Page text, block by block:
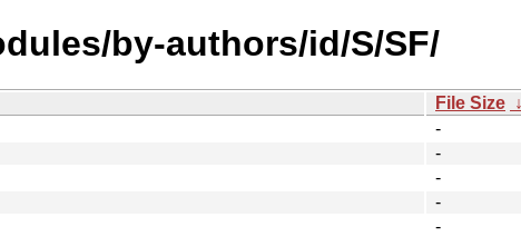
by-authors/id/S/SF/
File Size ↓
-
-
-
-
-